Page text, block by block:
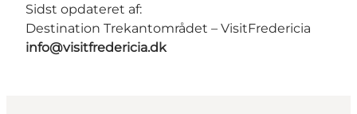
Sidst opdateret af:
Destination Trekantområdet – VisitFredericia
info@visitfredericia.dk